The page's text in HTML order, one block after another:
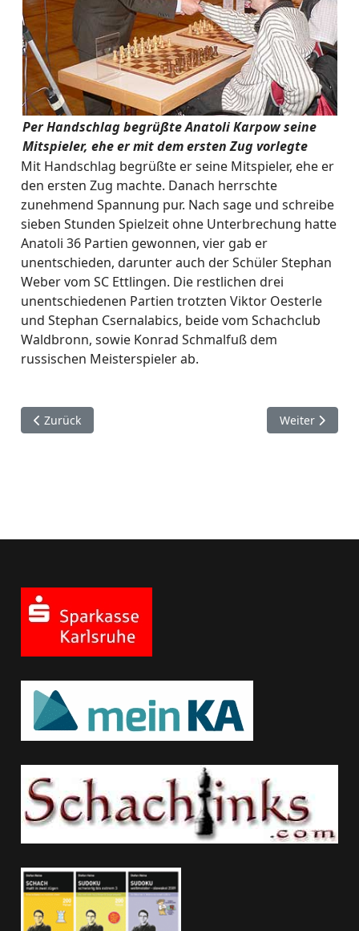
Per Handschlag begrüßte Anatoli Karpow seine
Mitspieler, ehe er mit dem ersten Zug vorlegte
Mit Handschlag begrüßte er seine Mitspieler, ehe er
den ersten Zug machte. Danach herrschte
zunehmend Spannung pur. Nach sage und schreibe
sieben Stunden Spielzeit ohne Unterbrechung hatte
Anatoli 36 Partien gewonnen, vier gab er
unentschieden, darunter auch der Schüler Stephan
Weber vom SC Ettlingen. Die restlichen drei
unentschiedenen Partien trotzten Viktor Oesterle
und Stephan Csernalabics, beide vom Schachclub
Waldbronn, sowie Konrad Schmalfuß dem
russischen Meisterspieler ab.
Vorheriger Beitrag: Nächster Freitag 3.6.2016
Zurück Nächster
Weiter